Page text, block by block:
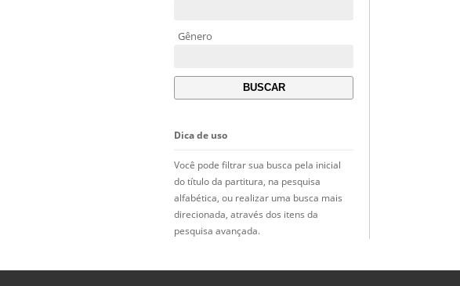
Gênero
Dica de uso
Você pode filtrar sua busca pela inicial
do título da partitura, na pesquisa
alfabética, ou realizar uma busca mais
direcionada, através dos itens da
pesquisa avançada.